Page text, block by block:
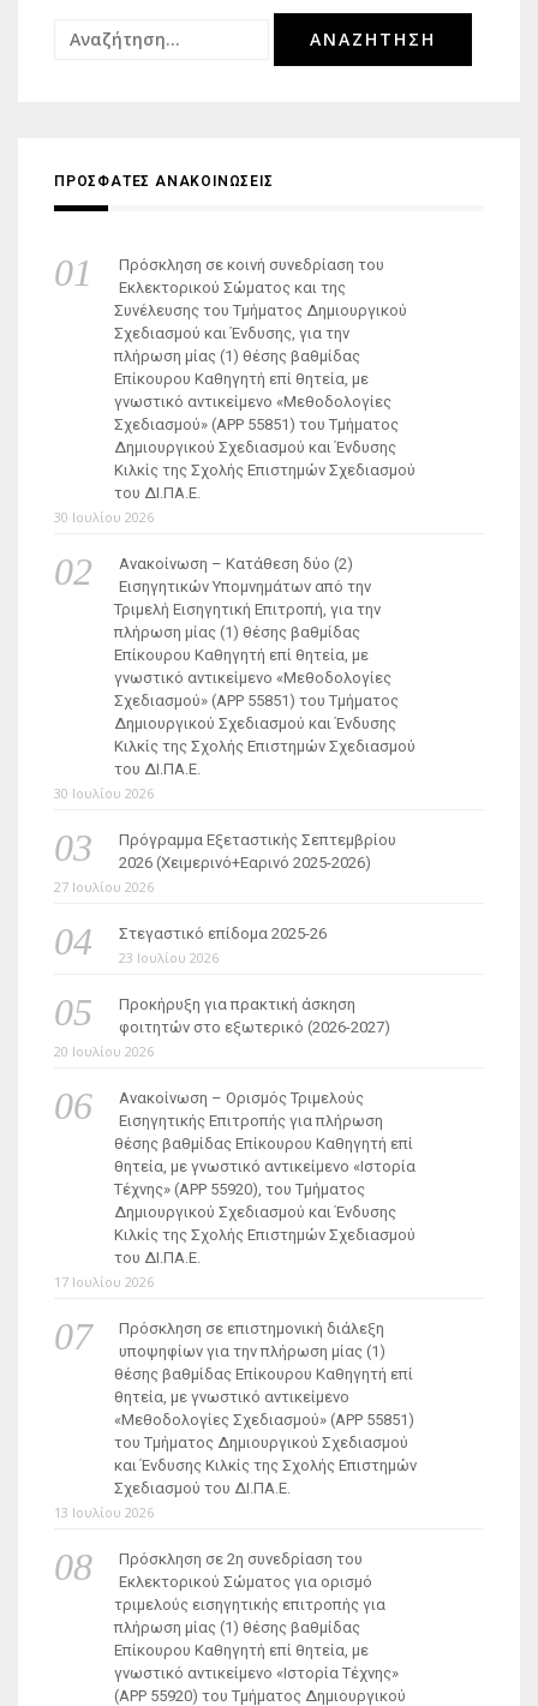
Αναζήτηση
ΠΡΟΣΦΑΤΕΣ ΑΝΑΚΟΙΝΩΣΕΙΣ
Πρόσκληση σε κοινή συνεδρίαση του
Εκλεκτορικού Σώματος και της
Συνέλευσης του Τμήματος Δημιουργικού
Σχεδιασμού και Ένδυσης, για την
πλήρωση μίας (1) θέσης βαθμίδας
Επίκουρου Καθηγητή επί θητεία, με
γνωστικό αντικείμενο «Μεθοδολογίες
Σχεδιασμού» (ΑΡΡ 55851) του Τμήματος
Δημιουργικού Σχεδιασμού και Ένδυσης
Κιλκίς της Σχολής Επιστημών Σχεδιασμού
του ΔΙ.ΠΑ.Ε.
30 Ιουλίου 2026
Ανακοίνωση – Κατάθεση δύο (2)
Εισηγητικών Υπομνημάτων από την
Τριμελή Εισηγητική Επιτροπή, για την
πλήρωση μίας (1) θέσης βαθμίδας
Επίκουρου Καθηγητή επί θητεία, με
γνωστικό αντικείμενο «Μεθοδολογίες
Σχεδιασμού» (ΑΡΡ 55851) του Τμήματος
Δημιουργικού Σχεδιασμού και Ένδυσης
Κιλκίς της Σχολής Επιστημών Σχεδιασμού
του ΔΙ.ΠΑ.Ε.
30 Ιουλίου 2026
Πρόγραμμα Εξεταστικής Σεπτεμβρίου
2026 (Χειμερινό+Εαρινό 2025-2026)
27 Ιουλίου 2026
Στεγαστικό επίδομα 2025-26
23 Ιουλίου 2026
Προκήρυξη για πρακτική άσκηση
φοιτητών στο εξωτερικό (2026-2027)
20 Ιουλίου 2026
Ανακοίνωση – Ορισμός Τριμελούς
Εισηγητικής Επιτροπής για πλήρωση
θέσης βαθμίδας Επίκουρου Καθηγητή επί
θητεία, με γνωστικό αντικείμενο «Ιστορία
Τέχνης» (ΑΡΡ 55920), του Τμήματος
Δημιουργικού Σχεδιασμού και Ένδυσης
Κιλκίς της Σχολής Επιστημών Σχεδιασμού
του ΔΙ.ΠΑ.Ε.
17 Ιουλίου 2026
Πρόσκληση σε επιστημονική διάλεξη
υποψηφίων για την πλήρωση μίας (1)
θέσης βαθμίδας Επίκουρου Καθηγητή επί
θητεία, με γνωστικό αντικείμενο
«Μεθοδολογίες Σχεδιασμού» (ΑΡΡ 55851)
του Τμήματος Δημιουργικού Σχεδιασμού
και Ένδυσης Κιλκίς της Σχολής Επιστημών
Σχεδιασμού του ΔΙ.ΠΑ.Ε.
13 Ιουλίου 2026
Πρόσκληση σε 2η συνεδρίαση του
Εκλεκτορικού Σώματος για ορισμό
τριμελούς εισηγητικής επιτροπής για
πλήρωση μίας (1) θέσης βαθμίδας
Επίκουρου Καθηγητή επί θητεία, με
γνωστικό αντικείμενο «Ιστορία Τέχνης»
(ΑΡΡ 55920) του Τμήματος Δημιουργικού